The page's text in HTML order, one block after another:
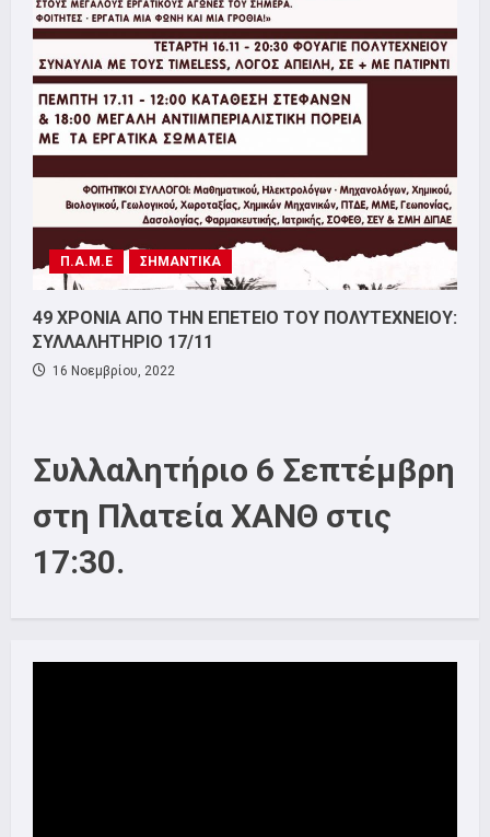
Π.Α.Μ.Ε ΣΗΜΑΝΤΙΚΑ
49 ΧΡΟΝΙΑ ΑΠΟ ΤΗΝ ΕΠΕΤΕΙΟ ΤΟΥ ΠΟΛΥΤΕΧΝΕΙΟΥ:
ΣΥΛΛΑΛΗΤΗΡΙΟ 17/11
16 Νοεμβρίου, 2022
Συλλαλητήριο 6 Σεπτέμβρη
στη Πλατεία ΧΑΝΘ στις
17:30.